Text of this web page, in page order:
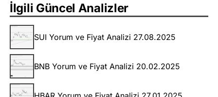
İlgili Güncel Analizler
SUI Yorum ve Fiyat Analizi 27.08.2025
BNB Yorum ve Fiyat Analizi 20.02.2025